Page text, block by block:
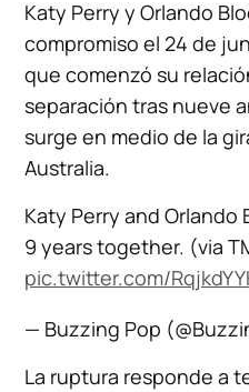
Katy Perry y Orlando
compromiso el 24 de
que comenzó su
separación tras nueve
surge en medio de la
Australia.
Katy Perry and
9 years together. (via
pic.twitter.com/
— Buzzing Pop
La ruptura responde a